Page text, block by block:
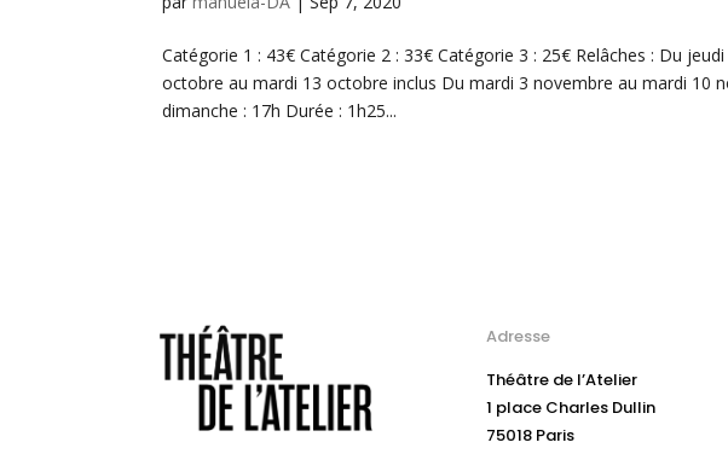
Catégorie 1 : 43€ Catégorie 2 : 33€ Catégorie 3 : 25€ Relâches : Du
octobre au mardi 13 octobre inclus Du mardi 3 novembre au mardi 10
dimanche : 17h Durée : 1h25...
Adresse
Théâtre de l’Atelier
1 place Charles Dullin
75018 Paris